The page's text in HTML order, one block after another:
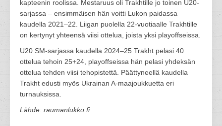
kapteenin roolissa. Mestaruus oli Trakhtille jo toinen U20-
sarjassa – ensimmäisen hän voitti Lukon paidassa
kaudella 2021–22. Liigan puolella 22-vuotiaalle Trakhtille
on kertynyt yhteensä viisi ottelua, joista yksi playoffseissa.
U20 SM-sarjassa kaudella 2024–25 Trakht pelasi 40
ottelua tehoin 25+24, playoffseissa hän pelasi yhdeksän
ottelua tehden viisi tehopistettä. Päättyneellä kaudella
Trakht edusti myös Ukrainan A-maajoukkuetta eri
turnauksissa.
Lähde: raumanlukko.fi